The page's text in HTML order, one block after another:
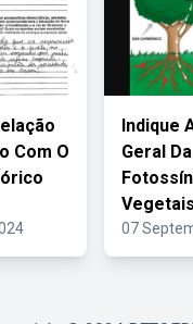
Com O
Indique
Geral Da
07